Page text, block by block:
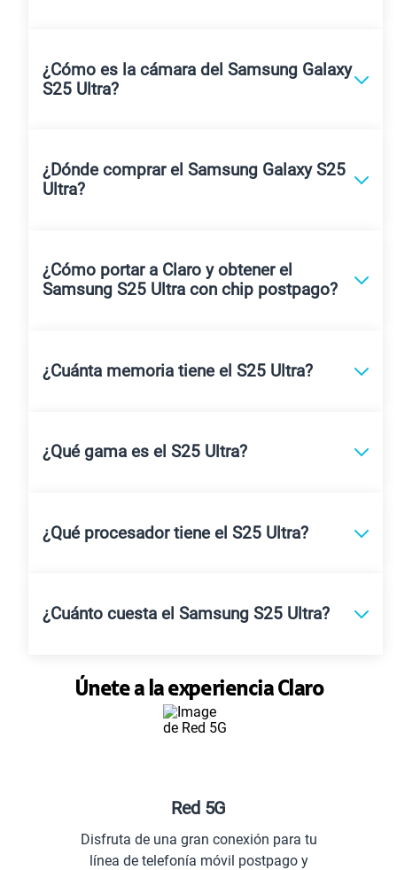
¿Cómo es la cámara del Samsung Galaxy
S25 Ultra?
¿Dónde comprar el Samsung Galaxy S25
Ultra?
¿Cómo portar a Claro y obtener el
Samsung S25 Ultra con chip postpago?
¿Cuánta memoria tiene el S25 Ultra?
¿Qué gama es el S25 Ultra?
¿Qué procesador tiene el S25 Ultra?
¿Cuánto cuesta el Samsung S25 Ultra?
Únete a la experiencia Claro
Planes especiales para
Comunícate con todo el Perú y
extranjero.